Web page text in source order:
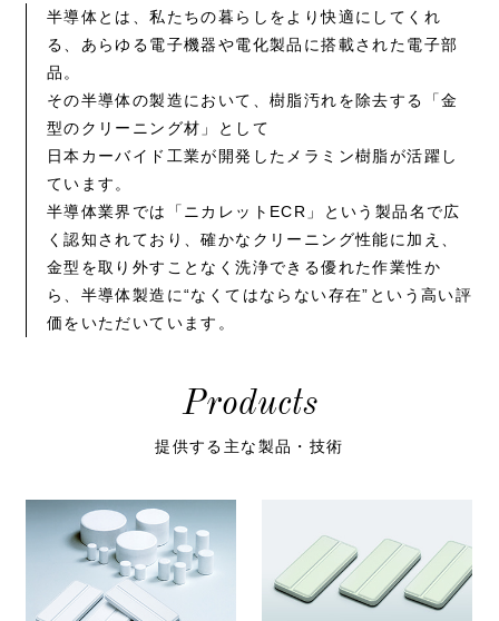
半導体とは、私たちの暮らしをより快適にしてくれ
る、あらゆる電子機器や電化製品に搭載された電子部
品。
その半導体の製造において、樹脂汚れを除去する「金
型のクリーニング材」として
日本カーバイド工業が開発したメラミン樹脂が活躍し
ています。
半導体業界では「ニカレットECR」という製品名で広
く認知されており、確かなクリーニング性能に加え、
金型を取り外すことなく洗浄できる優れた作業性か
ら、半導体製造に“なくてはならない存在”という高い評
価をいただいています。
Products
提供する主な製品・技術